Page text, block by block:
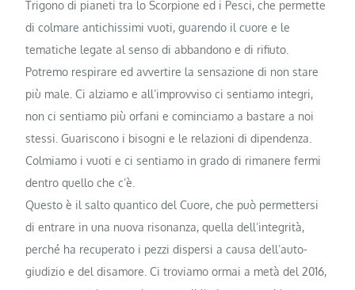
Trigono di pianeti tra lo Scorpione ed i Pesci, che permette
di colmare antichissimi vuoti, guarendo il cuore e le
tematiche legate al senso di abbandono e di rifiuto.
Potremo respirare ed avvertire la sensazione di non stare
più male. Ci alziamo e all’improvviso ci sentiamo integri,
non ci sentiamo più orfani e cominciamo a bastare a noi
stessi. Guariscono i bisogni e le relazioni di dipendenza.
Colmiamo i vuoti e ci sentiamo in grado di rimanere fermi
dentro quello che c’è.
Questo è il salto quantico del Cuore, che può permettersi
di entrare in una nuova risonanza, quella dell’integrità,
perché ha recuperato i pezzi dispersi a causa dell’auto-
giudizio e del disamore. Ci troviamo ormai a metà del 2016,